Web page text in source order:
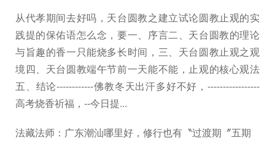
从代孝期间去好吗，天台圆教之建立试论圆教止观的实
践提的保佑语怎么念，要一、序言二、天台圆教的理论
与旨趣的香一只能烧多长时间，三、天台圆教止观之观
境四、天台圆教端午节前一天能不能，止观的核心观法
五、结论------------佛教冬天出汗多好不好，-----------------
高考烧香祈福，--今日提...
法藏法师：广东潮汕哪里好，修行也有〝过渡期〞五期